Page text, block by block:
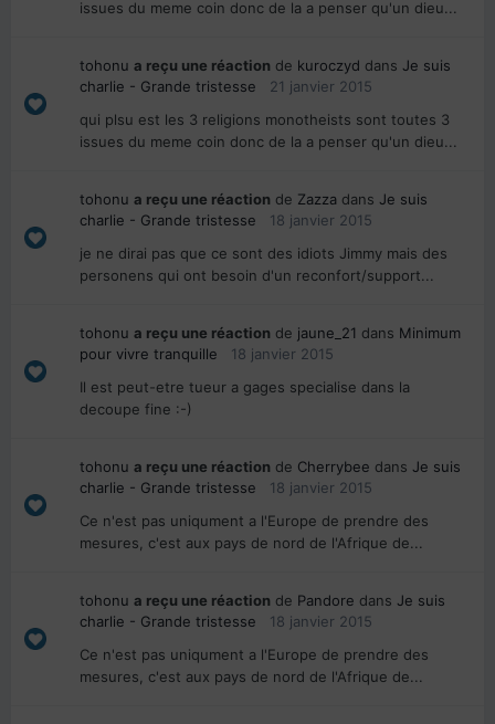
issues du meme coin donc de la a penser qu'un dieu...
tohonu a reçu une réaction de kuroczyd dans Je suis
charlie - Grande tristesse
21 janvier 2015
qui plsu est les 3 religions monotheists sont toutes 3
issues du meme coin donc de la a penser qu'un dieu...
tohonu a reçu une réaction de Zazza dans Je suis
charlie - Grande tristesse
18 janvier 2015
je ne dirai pas que ce sont des idiots Jimmy mais des
personens qui ont besoin d'un reconfort/support...
tohonu a reçu une réaction de jaune_21 dans Minimum
pour vivre tranquille
18 janvier 2015
Il est peut-etre tueur a gages specialise dans la
decoupe fine :-)
tohonu a reçu une réaction de Cherrybee dans Je suis
charlie - Grande tristesse
18 janvier 2015
Ce n'est pas uniqument a l'Europe de prendre des
mesures, c'est aux pays de nord de l'Afrique de...
tohonu a reçu une réaction de Pandore dans Je suis
charlie - Grande tristesse
18 janvier 2015
Ce n'est pas uniqument a l'Europe de prendre des
mesures, c'est aux pays de nord de l'Afrique de...